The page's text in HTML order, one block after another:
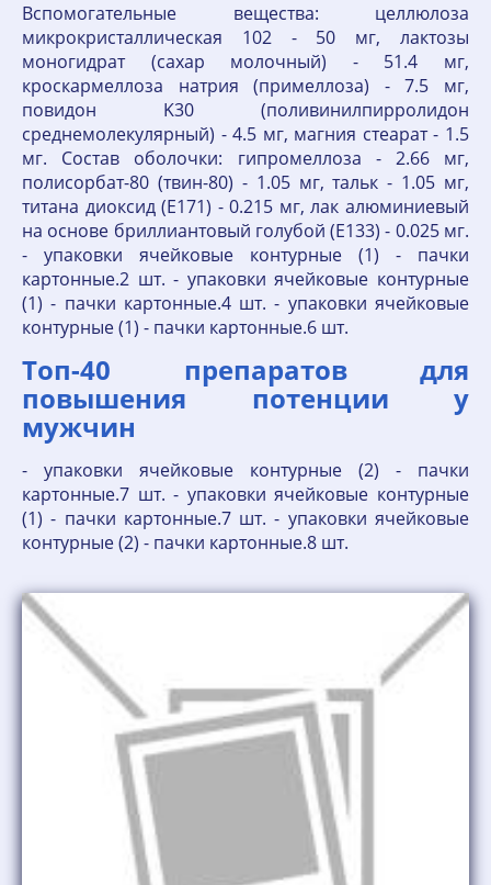
Вспомогательные вещества: целлюлоза
микрокристаллическая 102 - 50 мг, лактозы
моногидрат (сахар молочный) - 51.4 мг,
кроскармеллоза натрия (примеллоза) - 7.5 мг,
повидон K30 (поливинилпирролидон
среднемолекулярный) - 4.5 мг, магния стеарат - 1.5
мг. Состав оболочки: гипромеллоза - 2.66 мг,
полисорбат-80 (твин-80) - 1.05 мг, тальк - 1.05 мг,
титана диоксид (E171) - 0.215 мг, лак алюминиевый
на основе бриллиантовый голубой (E133) - 0.025 мг.
- упаковки ячейковые контурные (1) - пачки
картонные.2 шт. - упаковки ячейковые контурные
(1) - пачки картонные.4 шт. - упаковки ячейковые
контурные (1) - пачки картонные.6 шт.
Топ-40 препаратов для
повышения потенции у
мужчин
- упаковки ячейковые контурные (2) - пачки
картонные.7 шт. - упаковки ячейковые контурные
(1) - пачки картонные.7 шт. - упаковки ячейковые
контурные (2) - пачки картонные.8 шт.